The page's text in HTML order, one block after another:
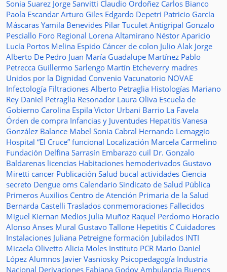
Sonia Suarez Jorge Sanvitti Claudio Ordoñez Carlos Bianco
Paola Escandar Arturo Giles Edgardo Depetri Patricio García
Máscaras Yamila Benevides Pilar Tuculet Antigripal Gonzalo
Pesciallo Foro Regional Lorena Altamirano Néstor Aparicio
Lucía Portos Melina Espido Cáncer de colon Julio Alak Jorge
Alberto De Pedro Juan María Guadalupe Martínez Pablo
Petrecca Guillermo Sarlengo Martín Etcheverry madres
Unidos por la Dignidad Convenio Vacunatorio NOVAE
Infectología Filtraciones Alberto Petraglia Histologías Mariano
Rey Daniel Petraglia Resonador Laura Oliva Escuela de
Gobierno Carolina Espila Victor Urbani Barrio La Favela
Órden de compra Infancias y Juventudes Hepatitis Vanesa
González Balance Mabel Sonia Cabral Hernando Lemaggio
Hospital “El Cruce” funcional Localización Marcela Carmelino
Fundación Delfina Sarrasín Embarazo cuil Dr. Gonzalo
Baldarenas licencias Habitaciones hemoderivados Gustavo
Miretti cancer Publicación Salud bucal actividades Ciencia
secreto Dengue oms Calendario Sindicato de Salud Pública
Primeros Auxilios Centro de Atención Primaria de la Salud
Bernarda Castelli Traslados conmemoraciones Fallecidos
Miguel Kiernan Medios Julia Muñoz Raquel Perdomo Horacio
Alonso Anses Mural Gustavo Tallone Hepetitis C Cuidadores
Instalaciones Juliana Petreigne formación Jubilados INTI
Micaela Olivetto Alicia Moles Instituto PCR Mario Daniel
López Alumnos Javier Vasniosky Psicopedagogía Industria
Nacional Derivaciones Fabiana Godoy Ambulancia Buenos